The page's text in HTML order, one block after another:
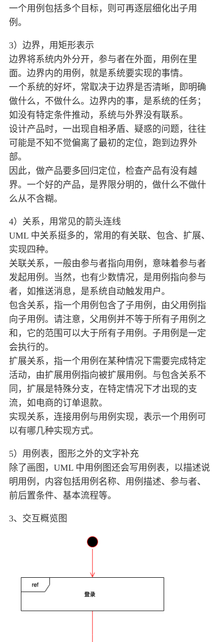
一个用例包括多个目标，则可再逐层细化出子用
例。
3）边界，用矩形表示
边界将系统内外分开，参与者在外面，用例在里
面。边界内的用例，就是系统要实现的事情。
一个系统的好坏，常取决于边界是否清晰，即明确
做什么，不做什么。边界内的事，是系统的任务；
如没有特定条件推动，系统与外界没有联系。
设计产品时，一出现自相矛盾、疑惑的问题，往往
可能是不知不觉偏离了最初的定位，跑到边界外
部。
因此，做产品要多回归定位，检查产品有没有越
界。一个好的产品，是界限分明的，做什么不做什
么从不含糊。
4）关系，用常见的箭头连线
UML 中关系挺多的，常用的有关联、包含、扩展、
实现四种。
关联关系，一般由参与者指向用例，意味着参与者
发起用例。当然，也有少数情况，是用例指向参与
者，如推送消息，是系统自动触发用户。
包含关系，指一个用例包含了子用例，由父用例指
向子用例。请注意，父用例并不等于所有子用例之
和，它的范围可以大于所有子用例。子用例是一定
会执行的。
扩展关系，指一个用例在某种情况下需要完成特定
活动，由扩展用例指向被扩展用例。与包含关系不
同，扩展是特殊分支，在特定情况下才出现的支
流，如电商的订单退款。
实现关系，连接用例与用例实现，表示一个用例可
以有哪几种实现方式。
5）用例表，图形之外的文字补充
除了画图，UML 中用例图还会写用例表，以描述说
明用例，内容包括用例名称、用例描述、参与者、
前后置条件、基本流程等。
3、交互概览图